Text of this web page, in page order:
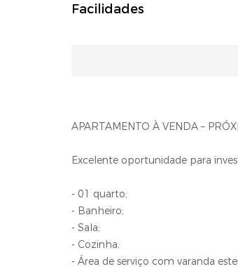
Facilidades
APARTAMENTO À VENDA –
Excelente oportunidade para
- 01 quarto;
- Banheiro;
- Sala;
- Cozinha;
- Área de serviço com varanda